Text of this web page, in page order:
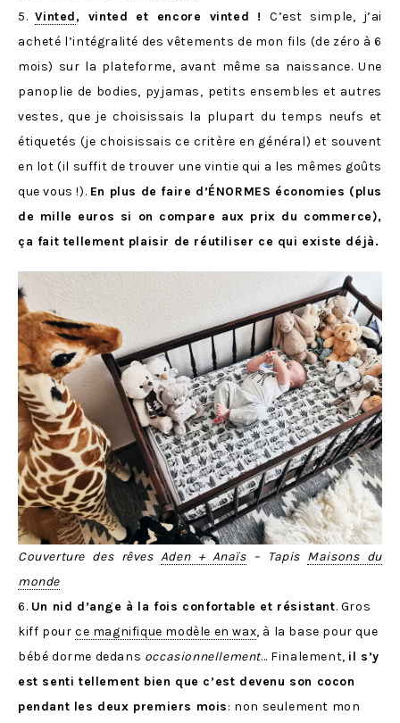
5.Vinted, vinted et encore vinted !C’est simple, j’ai
acheté l’intégralité des vêtements de mon fils (de zéro à 6
mois) sur la plateforme, avant même sa naissance. Une
panoplie de bodies, pyjamas, petits ensembles et autres
vestes, que je choisissais la plupart du temps neufs et
étiquetés (je choisissais ce critère en général) et souvent
en lot (il suffit de trouver une vintie qui a les mêmes goûts
que vous !). En plus de faire d’ÉNORMES économies (plus
de mille euros si on compare aux prix du commerce),
ça fait tellement plaisir de réutiliser ce qui existe déjà.
Couverture des rêves Aden + Anaïs– Tapis Maisons du
monde
6. Un nid d’ange à la fois confortable et résistant. Gros
kiff pour ce magnifique modèle en wax, à la base pour que
bébé dorme dedans occasionnellement… Finalement, il s’y
est senti tellement bien que c’est devenu son cocon
pendant les deux premiers mois: non seulement mon